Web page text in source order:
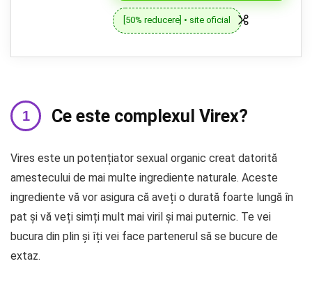
[50% reducere] • site oficial
Ce este complexul Virex?
Vires este un potențiator sexual organic creat datorită
amestecului de mai multe ingrediente naturale. Aceste
ingrediente vă vor asigura că aveți o durată foarte lungă în
pat și vă veți simți mult mai viril și mai puternic. Te vei
bucura din plin și îți vei face partenerul să se bucure de
extaz.